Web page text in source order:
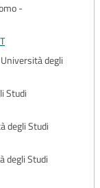
-
degli
Studi
degli Studi
degli Studi